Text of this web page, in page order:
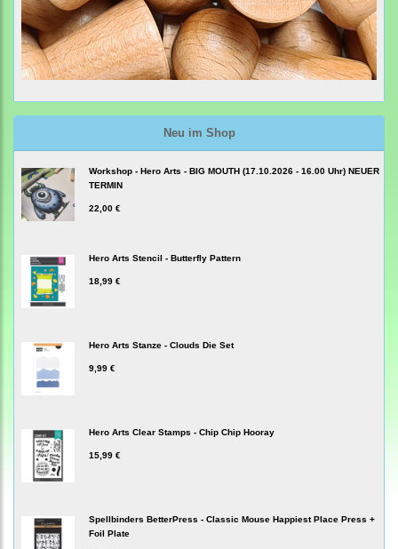
Neu im Shop
Workshop - Hero Arts - BIG MOUTH (17.10.2026 - 16.00 Uhr) NEUER
TERMIN
22,00 €
Hero Arts Stencil - Butterfly Pattern
18,99 €
Hero Arts Stanze - Clouds Die Set
9,99 €
Hero Arts Clear Stamps - Chip Chip Hooray
15,99 €
Spellbinders BetterPress - Classic Mouse Happiest Place Press +
Foil Plate